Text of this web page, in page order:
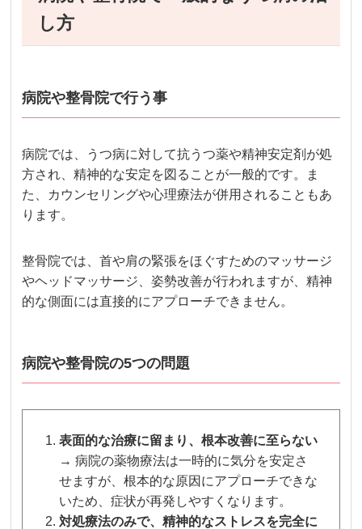
し方
病院や整骨院で行う事
病院では、うつ病に対して抗うつ薬や精神安定剤が処
方され、精神的な安定を図ることが一般的です。ま
た、カウンセリングや心理療法が併用されることもあ
ります。
整骨院では、首や肩の緊張をほぐすためのマッサージ
やヘッドマッサージ、姿勢改善が行われますが、精神
的な側面には直接的にアプローチできません。
病院や整骨院の5つの問題
表面的な治療に留まり、根本改善に至らない
→ 病院の薬物療法は一時的に気分を安定さ
せますが、根本的な原因にアプローチできな
いため、症状が再発しやすくなります。
対処療法のみで、精神的なストレスを完全に